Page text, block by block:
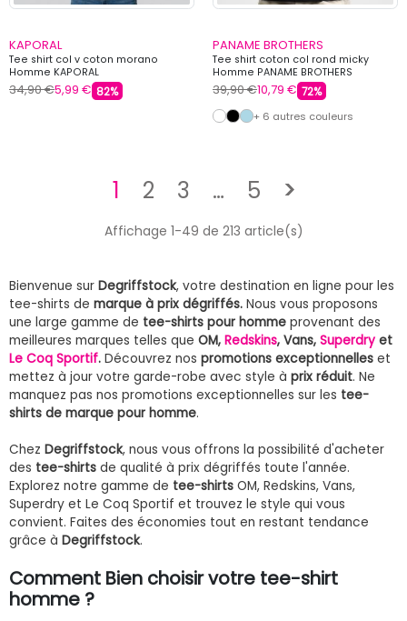
KAPORAL
Tee shirt col v coton morano
Homme KAPORAL
34,90 €5,99 € 82%
PANAME BROTHERS
Tee shirt coton col rond micky
Homme PANAME BROTHERS
39,90 €10,79 € 72%
+ 6 autres couleurs
1 2 3 … 5 >Suivant
Affichage 1-49 de 213 article(s)
Bienvenue sur Degriffstock, votre destination en ligne pour les
tee-shirts de marque à prix dégriffés. Nous vous proposons
une large gamme de tee-shirts pour homme provenant des
meilleures marques telles que OM, Redskins, Vans, Superdry et
Le Coq Sportif. Découvrez nos promotions exceptionnelles et
mettez à jour votre garde-robe avec style à prix réduit. Ne
manquez pas nos promotions exceptionnelles sur les tee-
shirts de marque pour homme.
Chez Degriffstock, nous vous offrons la possibilité d'acheter
des tee-shirts de qualité à prix dégriffés toute l'année.
Explorez notre gamme de tee-shirts OM, Redskins, Vans,
Superdry et Le Coq Sportif et trouvez le style qui vous
convient. Faites des économies tout en restant tendance
grâce à Degriffstock.
Comment Bien choisir votre tee-shirt
homme ?